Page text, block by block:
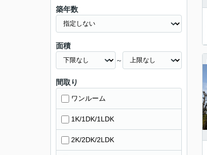
築年数
面積
～
間取り
ワンルーム
1K/1DK/1LDK
2K/2DK/2LDK